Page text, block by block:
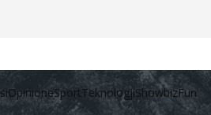
OpinioneSportTeknologjiShowbizFun